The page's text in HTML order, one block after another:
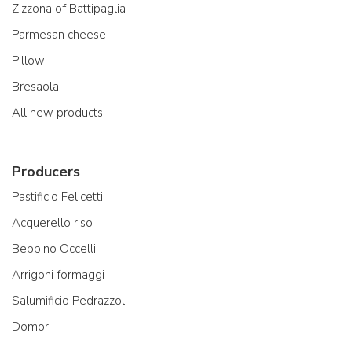
Zizzona of Battipaglia
Parmesan cheese
Pillow
Bresaola
All new products
Producers
Pastificio Felicetti
Acquerello riso
Beppino Occelli
Arrigoni formaggi
Salumificio Pedrazzoli
Domori